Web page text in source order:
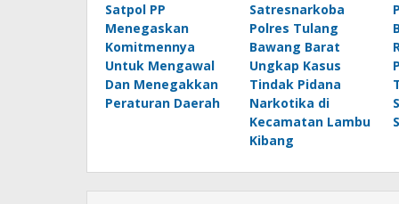
Satpol PP
Menegaskan
Komitmennya
Untuk Mengawal
Dan Menegakkan
Peraturan Daerah
Satresnarkoba
Polres Tulang
Bawang Barat
Ungkap Kasus
Tindak Pidana
Narkotika di
Kecamatan Lambu
Kibang